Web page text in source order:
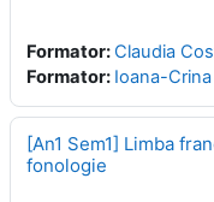
Formator:Claudia
Formator: Ioana-
[An1 Sem1] Limba
fonologie